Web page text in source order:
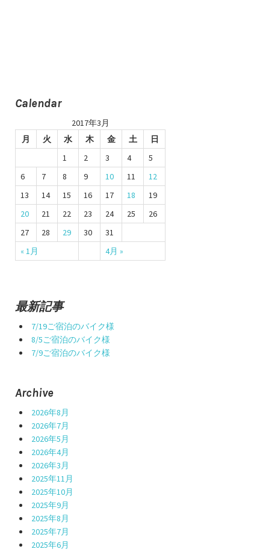
Calendar
2017年3月
月
火 水 木 金 土 日
« 1月 4月 »
1 2 3 4
5
6
7 8 9 10 11
12
13
14 15 16 17 18
19
20
21 22 23 24 25
26
27
28 29 30 31
最新記事
7/19ご宿泊のバイク様
8/5ご宿泊のバイク様
7/9ご宿泊のバイク様
Archive
2026年8月
2026年7月
2026年5月
2026年4月
2026年3月
2025年11月
2025年10月
2025年9月
2025年8月
2025年7月
2025年6月